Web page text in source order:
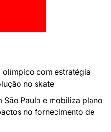
olímpico com estratégia
no skate
São Paulo e mobiliza plano
no fornecimento de